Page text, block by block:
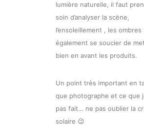
lumière naturelle, il faut
soin d’analyser la scène,
l’ensoleillement , les ombres
également se soucier de
bien en avant les produits.
Un point très important en
que photographe et ce que
pas fait… ne pas oublier la
solaire 😉